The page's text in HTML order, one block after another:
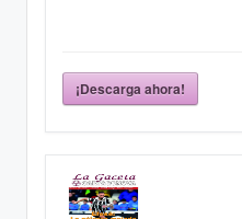
¡Descarga ahora!